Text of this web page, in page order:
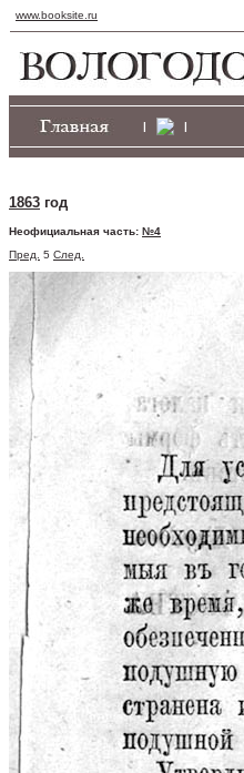
www.booksite.ru
| |
1863 год
Неофициальная часть: №4
Пред.
5 След.